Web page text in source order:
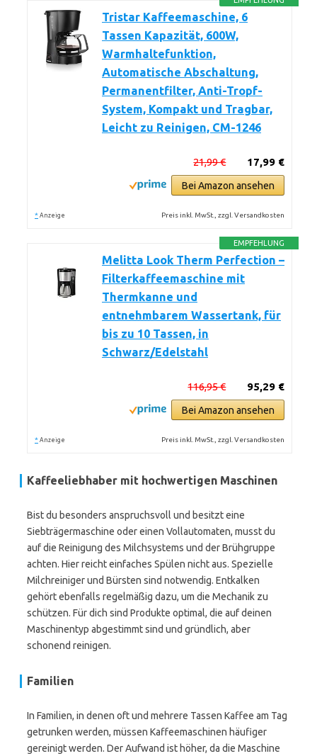
Tristar Kaffeemaschine, 6
Tassen Kapazität, 600W,
Warmhaltefunktion,
Automatische Abschaltung,
Permanentfilter, Anti-Tropf-
System, Kompakt und Tragbar,
Leicht zu Reinigen, CM-1246
17,99 €
21,99 €
Bei Amazon ansehen
* Anzeige Preis inkl. MwSt., zzgl. Versandkosten
EMPFEHLUNG
Melitta Look Therm Perfection –
Filterkaffeemaschine mit
Thermkanne und
entnehmbarem Wassertank, für
bis zu 10 Tassen, in
Schwarz/Edelstahl
95,29 €
116,95 €
Bei Amazon ansehen
* Anzeige Preis inkl. MwSt., zzgl. Versandkosten
Kaffeeliebhaber mit hochwertigen Maschinen
Bist du besonders anspruchsvoll und besitzt eine
Siebträgermaschine oder einen Vollautomaten, musst du
auf die Reinigung des Milchsystems und der Brühgruppe
achten. Hier reicht einfaches Spülen nicht aus. Spezielle
Milchreiniger und Bürsten sind notwendig. Entkalken
gehört ebenfalls regelmäßig dazu, um die Mechanik zu
schützen. Für dich sind Produkte optimal, die auf deinen
Maschinentyp abgestimmt sind und gründlich, aber
schonend reinigen.
Familien
In Familien, in denen oft und mehrere Tassen Kaffee am Tag
getrunken werden, müssen Kaffeemaschinen häufiger
gereinigt werden. Der Aufwand ist höher, da die Maschine